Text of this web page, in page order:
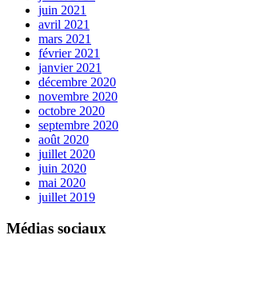
juin 2021
avril 2021
mars 2021
février 2021
janvier 2021
décembre 2020
novembre 2020
octobre 2020
septembre 2020
août 2020
juillet 2020
juin 2020
mai 2020
juillet 2019
Médias sociaux